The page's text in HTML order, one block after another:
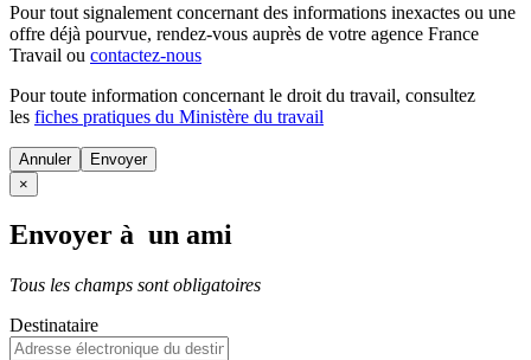
Pour tout signalement concernant des informations inexactes ou une
offre déjà pourvue, rendez-vous auprès de votre agence France
Travail ou contactez-nous
Pour toute information concernant le droit du travail, consultez
les fiches pratiques du Ministère du travail
Annuler
×
Envoyer à un ami
Tous les champs sont obligatoires
Destinataire